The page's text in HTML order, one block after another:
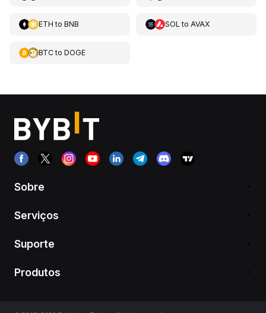
ETH to BNB SOL to AVAX
BTCto DOGE
Sobre
Serviços
Suporte
Produtos